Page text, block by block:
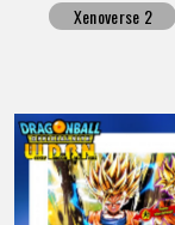
Xenoverse 2